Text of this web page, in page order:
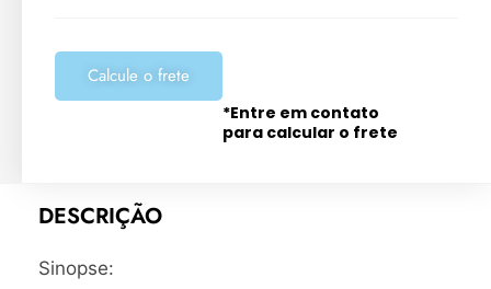
Calcule o frete
*Entre em contato
para calcular o frete
DESCRIÇÃO
Sinopse: